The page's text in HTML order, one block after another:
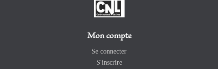
Mon compte
Se connecter
S'inscrire